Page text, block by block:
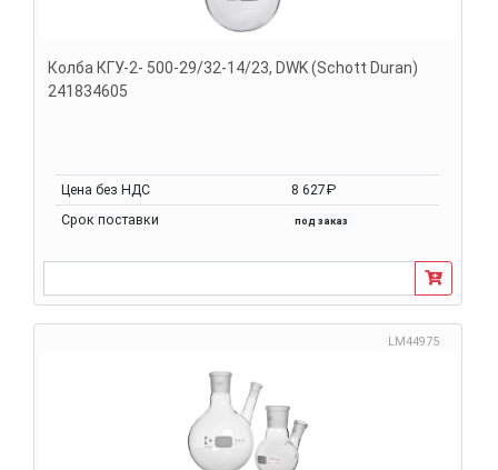
Колба КГУ-2- 500-29/32-14/23, DWK (Schott Duran)
241834605
Цена без НДС
8 627₽
Срок поставки
под заказ
LM44975